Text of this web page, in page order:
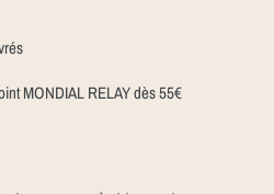
MONDIAL RELAY dès 55€